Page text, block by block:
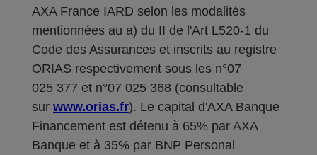
AXA France IARD selon les modalités
mentionnées au a) du II de l'Art L520-1 du
Code des Assurances et inscrits au registre
ORIAS respectivement sous les n°07
025 377 et n°07 025 368 (consultable
sur www.orias.fr). Le capital d'AXA Banque
Financement est détenu à 65% par AXA
Banque et à 35% par BNP Personal